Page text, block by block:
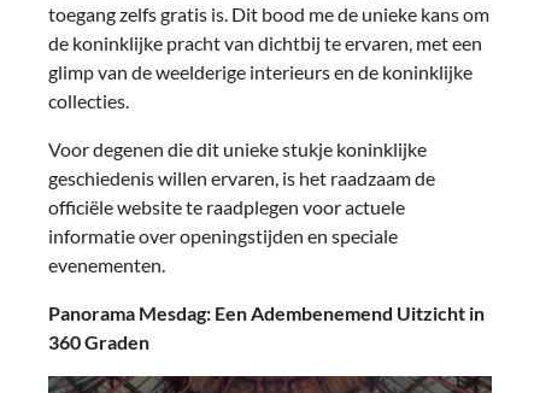
toegang zelfs gratis is. Dit bood me de unieke kans om
de koninklijke pracht van dichtbij te ervaren, met een
glimp van de weelderige interieurs en de koninklijke
collecties.
Voor degenen die dit unieke stukje koninklijke
geschiedenis willen ervaren, is het raadzaam de
officiële website te raadplegen voor actuele
informatie over openingstijden en speciale
evenementen.
Panorama Mesdag: Een Adembenemend Uitzicht in
360 Graden